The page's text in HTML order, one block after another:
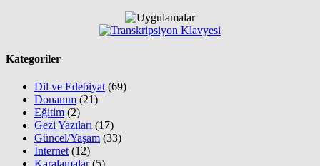
Kategoriler
Dil ve Edebiyat (69)
Donanım (21)
Eğitim (2)
Gezi Yazıları (17)
Güncel/Yaşam (33)
İnternet (12)
Karalamalar(5)